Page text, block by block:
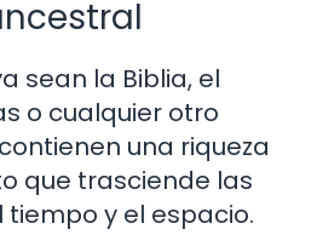
sean la Biblia, el
o cualquier otro
una riqueza
que trasciende las
y el espacio.